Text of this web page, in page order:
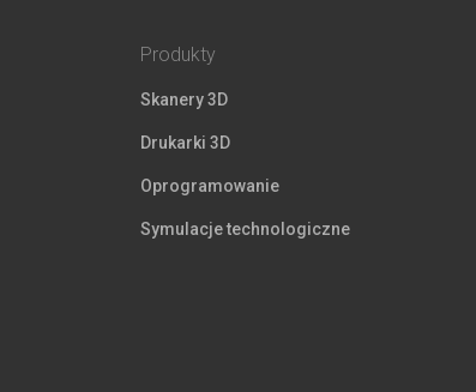
Produkty
Skanery 3D
Drukarki 3D
Oprogramowanie
Symulacje technologiczne